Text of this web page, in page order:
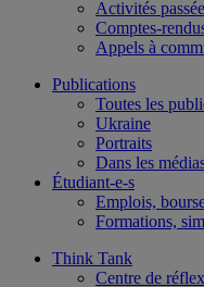
Activités
Comptes-
Appels à
Publications
Toutes les
Ukraine
Portraits
Dans les
Étudiant-e-s
Emplois,
Formations,
Think Tank
Centre de